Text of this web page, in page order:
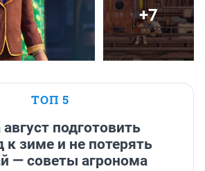
+7
ТОП 5
август подготовить
к зиме и не потерять
— советы агронома